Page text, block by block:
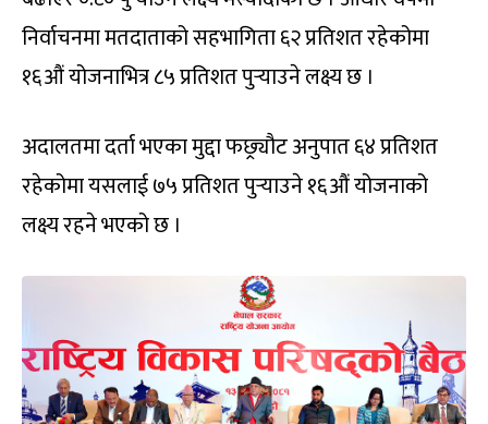
निर्वाचनमा मतदाताको सहभागिता ६२ प्रतिशत रहेकोमा
१६औं योजनाभित्र ८५ प्रतिशत पुर्‍याउने लक्ष्य छ ।
अदालतमा दर्ता भएका मुद्दा फछ्र्यौट अनुपात ६४ प्रतिशत
रहेकोमा यसलाई ७५ प्रतिशत पुर्‍याउने १६औं योजनाको
लक्ष्य रहने भएको छ ।